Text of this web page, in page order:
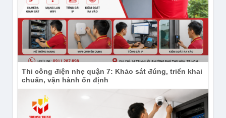
Thi công điện nhẹ quận 7: Khảo sát đúng, triển khai
chuẩn, vận hành ổn định